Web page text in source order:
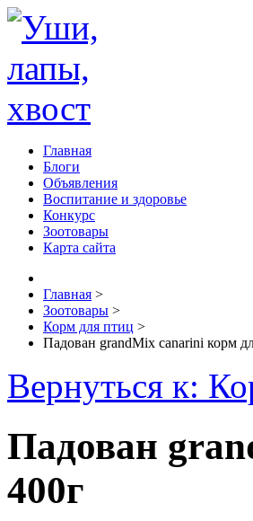
Главная
Блоги
Объявления
Воспитание и здоровье
Конкурс
Зоотовары
Карта сайта
Главная >
Зоотовары >
Корм для птиц >
Падован grandMix canarini корм
Вернуться к:
Падован
400г